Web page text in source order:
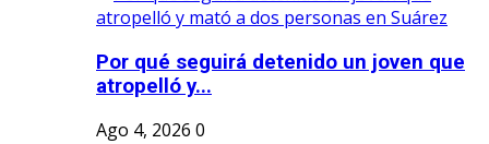
Por qué seguirá detenido un joven que
atropelló y...
Ago 4, 2026 0